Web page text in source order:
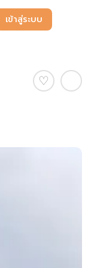
เข้าสู่ระบบ
♡